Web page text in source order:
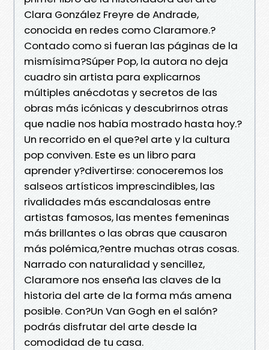
Clara González Freyre de Andrade,
conocida en redes como Claramore.?
Contado como si fueran las páginas de la
mismísima?Súper Pop, la autora no deja
cuadro sin artista para explicarnos
múltiples anécdotas y secretos de las
obras más icónicas y descubrirnos otras
que nadie nos había mostrado hasta hoy.?
Un recorrido en el que?el arte y la cultura
pop conviven. Este es un libro para
aprender y?divertirse: conoceremos los
salseos artísticos imprescindibles, las
rivalidades más escandalosas entre
artistas famosos, las mentes femeninas
más brillantes o las obras que causaron
más polémica,?entre muchas otras cosas.
Narrado con naturalidad y sencillez,
Claramore nos enseña las claves de la
historia del arte de la forma más amena
posible. Con?Un Van Gogh en el salón?
podrás disfrutar del arte desde la
comodidad de tu casa.